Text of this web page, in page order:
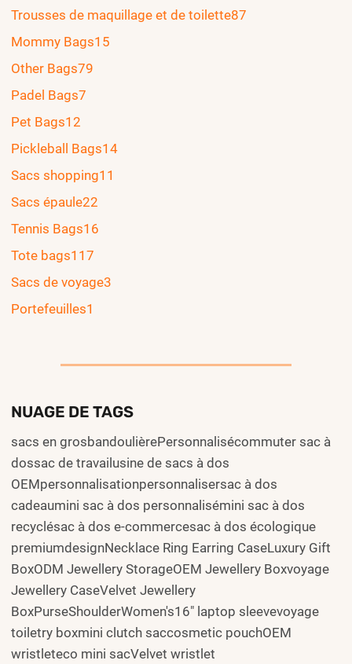
Trousses de maquillage et de toilette87
Mommy Bags15
Other Bags79
Padel Bags7
Pet Bags12
Pickleball Bags14
Sacs shopping11
Sacs épaule22
Tennis Bags16
Tote bags117
Sacs de voyage3
Portefeuilles1
NUAGE DE TAGS
sacs en grosbandoulièrePersonnalisécommuter sac à
dossac de travailusine de sacs à dos
OEMpersonnalisationpersonnalisersac à dos
cadeaumini sac à dos personnalisémini sac à dos
recyclésac à dos e-commercesac à dos écologique
premiumdesignNecklace Ring Earring CaseLuxury Gift
BoxODM Jewellery StorageOEM Jewellery Boxvoyage
Jewellery CaseVelvet Jewellery
BoxPurseShoulderWomen's16" laptop sleevevoyage
toiletry boxmini clutch saccosmetic pouchOEM
wristleteco mini sacVelvet wristlet